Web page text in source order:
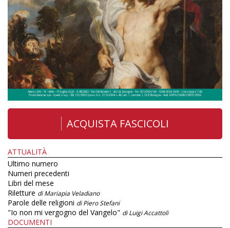
ACQUISTA FASCICOLI
ATTUALITÀ
Ultimo numero
Numeri precedenti
Libri del mese
Riletture di Mariapia Veladiano
Parole delle religioni di Piero Stefani
"Io non mi vergogno del Vangelo" di Luigi Accattoli
DOCUMENTI